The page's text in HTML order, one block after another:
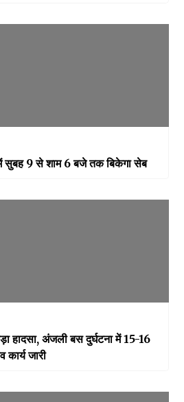
सुबह 9 से शाम 6 बजे तक बिकेगा सेब
कार्य जारी